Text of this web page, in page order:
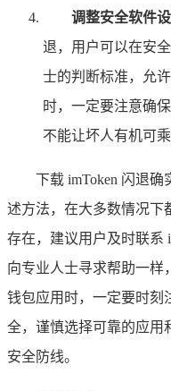
调整安全软件
退，用户可以在安
士的判断标准，允
时，一定要注意确
不能让坏人有机可乘
下载 imToken 闪退
述方法，在大多数情况下
存在，建议用户及时联系
向专业人士寻求帮助一样
钱包应用时，一定要时刻
全，谨慎选择可靠的应用
安全防线。